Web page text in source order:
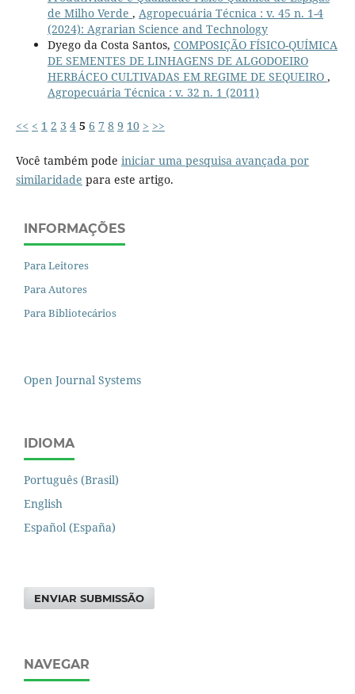
de Milho Verde , Agropecuária Técnica : v. 45 n. 1-4
(2024): Agrarian Science and Technology
Dyego da Costa Santos, COMPOSIÇÃO FÍSICO-QUÍMICA
DE SEMENTES DE LINHAGENS DE ALGODOEIRO
HERBÁCEO CULTIVADAS EM REGIME DE SEQUEIRO ,
Agropecuária Técnica : v. 32 n. 1 (2011)
<< < 1 2 3 4 5 6 7 8 9 10 > >>
Você também pode iniciar uma pesquisa avançada por
similaridade para este artigo.
INFORMAÇÕES
Para Leitores
Para Autores
Para Bibliotecários
Open Journal Systems
IDIOMA
Português (Brasil)
English
Español (España)
ENVIAR SUBMISSÃO
NAVEGAR